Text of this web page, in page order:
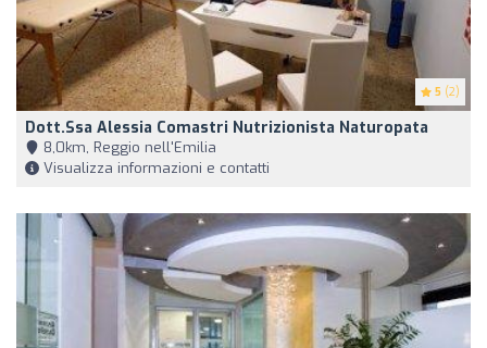
5 (2)
Dott.ssa Alessia Comastri Nutrizionista Naturopata
8,0km, Reggio nell'Emilia
Visualizza informazioni e contatti